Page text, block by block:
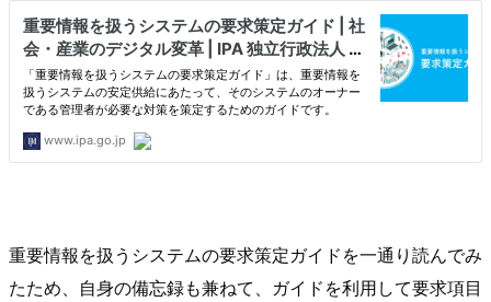
重要情報を扱うシステムの要求策定ガイドを一通り読んでみ
たため、自身の備忘録も兼ねて、ガイドを利用して要求項目